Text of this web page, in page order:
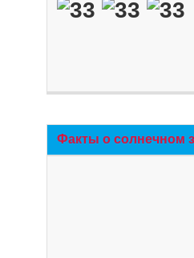
Факты о солнечном